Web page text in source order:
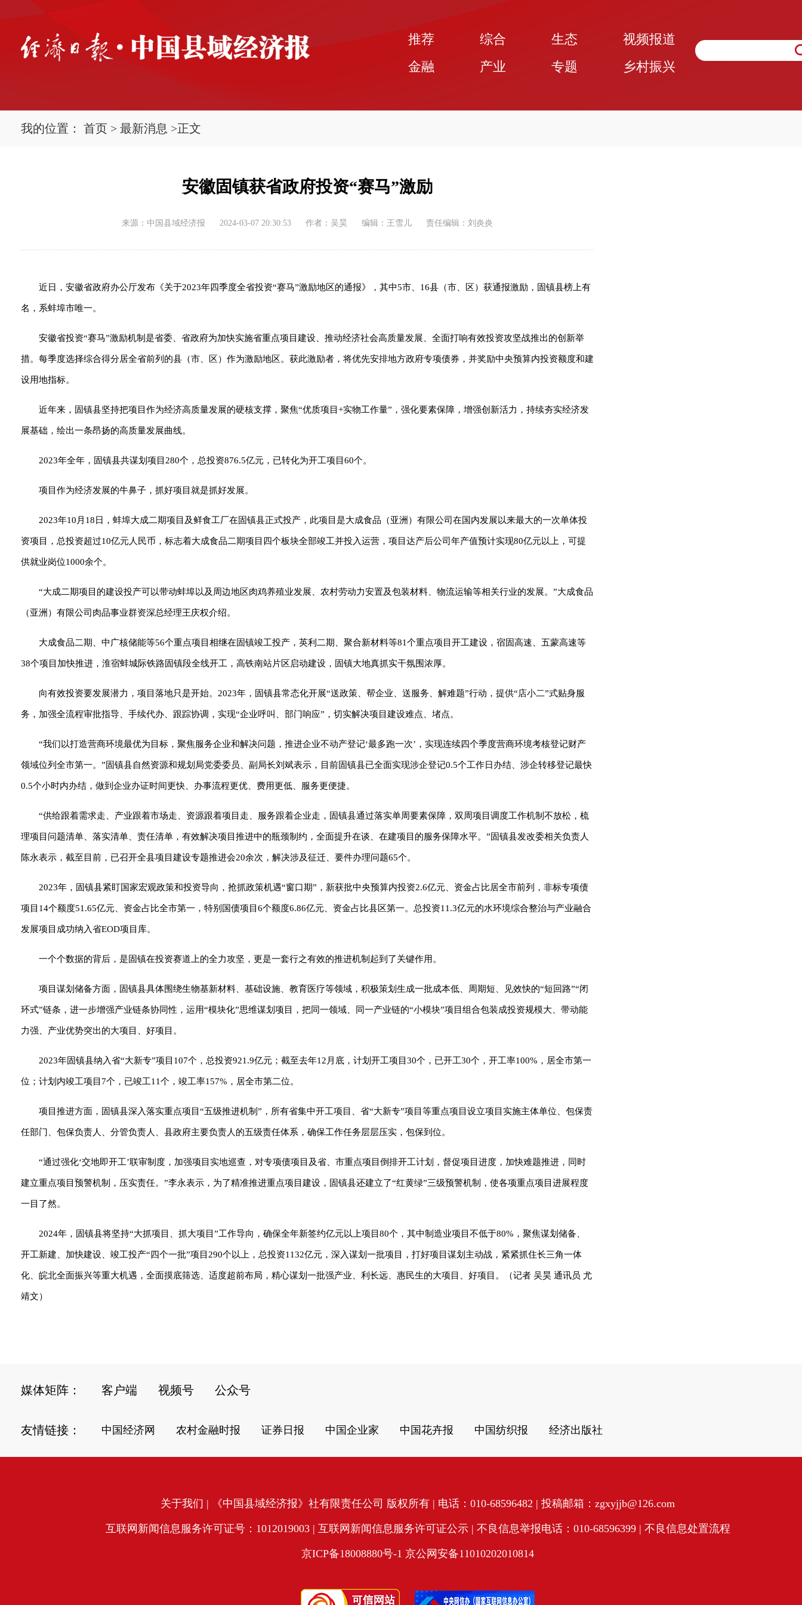
推荐 综合 生态
视频报道
金融
产业 专题 乡村振兴
我的位置： 首页 > 最新消息 >正文
安徽固镇获省政府投资“赛马”激励
来源：中国县域经济报 2024-03-07 20:30:53 作者：吴昊 编辑：王雪儿 责任编辑：刘炎炎
近日，安徽省政府办公厅发布《关于2023年四季度全省投资“赛马”激励地区的通报》，其中5市、16县（市、区）获通报激励，固镇县榜上有
名，系蚌埠市唯一。
安徽省投资“赛马”激励机制是省委、省政府为加快实施省重点项目建设、推动经济社会高质量发展、全面打响有效投资攻坚战推出的创新举
措。每季度选择综合得分居全省前列的县（市、区）作为激励地区。获此激励者，将优先安排地方政府专项债券，并奖励中央预算内投资额度和建
设用地指标。
近年来，固镇县坚持把项目作为经济高质量发展的硬核支撑，聚焦“优质项目+实物工作量”，强化要素保障，增强创新活力，持续夯实经济发
展基础，绘出一条昂扬的高质量发展曲线。
2023年全年，固镇县共谋划项目280个，总投资876.5亿元，已转化为开工项目60个。
项目作为经济发展的牛鼻子，抓好项目就是抓好发展。
2023年10月18日，蚌埠大成二期项目及鲜食工厂在固镇县正式投产，此项目是大成食品（亚洲）有限公司在国内发展以来最大的一次单体投
资项目，总投资超过10亿元人民币，标志着大成食品二期项目四个板块全部竣工并投入运营，项目达产后公司年产值预计实现80亿元以上，可提
供就业岗位1000余个。
“大成二期项目的建设投产可以带动蚌埠以及周边地区肉鸡养殖业发展、农村劳动力安置及包装材料、物流运输等相关行业的发展。”大成食品
（亚洲）有限公司肉品事业群资深总经理王庆权介绍。
大成食品二期、中广核储能等56个重点项目相继在固镇竣工投产，英利二期、聚合新材料等81个重点项目开工建设，宿固高速、五蒙高速等
38个项目加快推进，淮宿蚌城际铁路固镇段全线开工，高铁南站片区启动建设，固镇大地真抓实干氛围浓厚。
向有效投资要发展潜力，项目落地只是开始。2023年，固镇县常态化开展“送政策、帮企业、送服务、解难题”行动，提供“店小二”式贴身服
务，加强全流程审批指导、手续代办、跟踪协调，实现“企业呼叫、部门响应”，切实解决项目建设难点、堵点。
“我们以打造营商环境最优为目标，聚焦服务企业和解决问题，推进企业不动产登记‘最多跑一次’ ，实现连续四个季度营商环境考核登记财产
领域位列全市第一。”固镇县自然资源和规划局党委委员、副局长刘斌表示，目前固镇县已全面实现涉企登记0.5个工作日办结、涉企转移登记最快
0.5个小时内办结，做到企业办证时间更快、办事流程更优、费用更低、服务更便捷。
“供给跟着需求走、产业跟着市场走、资源跟着项目走、服务跟着企业走，固镇县通过落实单周要素保障，双周项目调度工作机制不放松，梳
理项目问题清单、落实清单、责任清单，有效解决项目推进中的瓶颈制约，全面提升在谈、在建项目的服务保障水平。”固镇县发改委相关负责人
陈永表示，截至目前，已召开全县项目建设专题推进会20余次，解决涉及征迁、要件办理问题65个。
2023年，固镇县紧盯国家宏观政策和投资导向，抢抓政策机遇“窗口期”，新获批中央预算内投资2.6亿元、资金占比居全市前列，非标专项债
项目14个额度51.65亿元、资金占比全市第一，特别国债项目6个额度6.86亿元、资金占比县区第一。总投资11.3亿元的水环境综合整治与产业融合
发展项目成功纳入省EOD项目库。
一个个数据的背后，是固镇在投资赛道上的全力攻坚，更是一套行之有效的推进机制起到了关键作用。
项目谋划储备方面，固镇县具体围绕生物基新材料、基础设施、教育医疗等领域，积极策划生成一批成本低、周期短、见效快的“短回路”“闭
环式”链条，进一步增强产业链条协同性，运用“模块化”思维谋划项目，把同一领域、同一产业链的“小模块”项目组合包装成投资规模大、带动能
力强、产业优势突出的大项目、好项目。
2023年固镇县纳入省“大新专”项目107个，总投资921.9亿元；截至去年12月底，计划开工项目30个，已开工30个，开工率100%，居全市第一
位；计划内竣工项目7个，已竣工11个，竣工率157%，居全市第二位。
项目推进方面，固镇县深入落实重点项目“五级推进机制”，所有省集中开工项目、省“大新专”项目等重点项目设立项目实施主体单位、包保责
任部门、包保负责人 、分管负责人、县政府主要负责人 的五级责任体系，确保工作任务层层压实，包保到位。
“通过强化‘交地即开工’联审制度，加强项目实地巡查，对专项债项目及省、市重点项目倒排开工计划，督促项目进度，加快难题推进，同时
建立重点项目预警机制，压实责任。”李永表示，为了精准推进重点项目建设，固镇县还建立了“红黄绿”三级预警机制，使各项重点项目进展程度
一目了然。
2024年，固镇县将坚持“大抓项目、抓大项目”工作导向，确保全年新签约亿元以上项目80个，其中制造业项目不低于80%，聚焦谋划储备、
开工新建、加快建设、竣工投产“四个一批”项目290个以上，总投资1132亿元，深入谋划一批项目，打好项目谋划主动战，紧紧抓住长三角一体
化、皖北全面振兴等重大机遇，全面摸底筛选、适度超前布局，精心谋划一批强产业、利长远、惠民生的大项目、好项目。（记者 吴昊 通讯员 尤
靖文）
媒体矩阵： 客户端 视频号 公众号
友情链接： 中国经济网 农村金融时报 证券日报 中国企业家 中国花卉报 中国纺织报 经济出版社
关于我们 | 《中国县域经济报》社有限责任公司 版权所有 | 电话：010-68596482 | 投稿邮箱：zgxyjjb@126.com
互联网新闻信息服务许可证号：1012019003 | 互联网新闻信息服务许可证公示| 不良信息举报电话：010-68596399 | 不良信息处置流程
京ICP备18008880号-1 京公网安备11010202010814